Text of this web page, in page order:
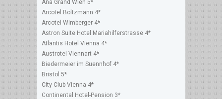
Ana Grand Wien 5*
Arcotel Boltzmann 4*
Arcotel Wimberger 4*
Astron Suite Hotel Mariahilferstrasse 4*
Atlantis Hotel Vienna 4*
Austrotel Viennart 4*
Biedermeier im Suennhof 4*
Bristol 5*
City Club Vienna 4*
Continental Hotel-Pension 3*